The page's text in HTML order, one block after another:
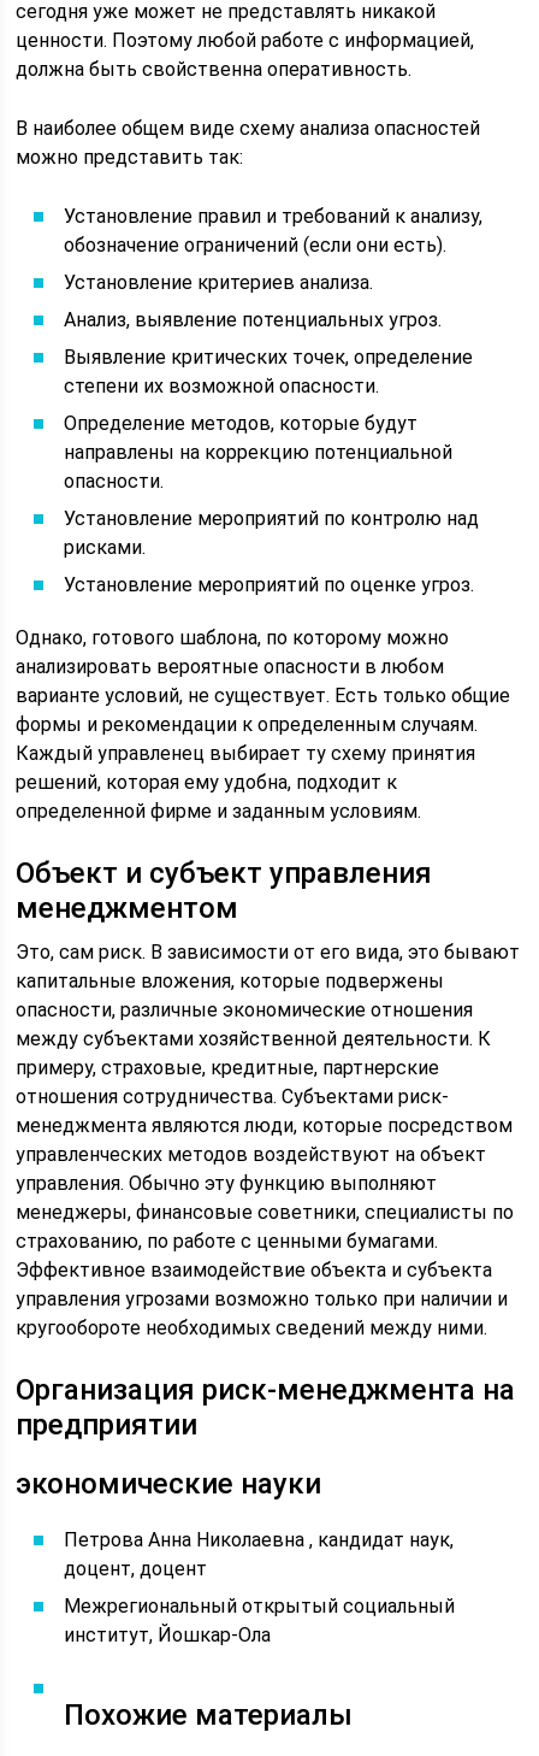
сегодня уже может не представлять никакой
ценности. Поэтому любой работе с информацией,
должна быть свойственна оперативность.
В наиболее общем виде схему анализа опасностей
можно представить так:
Установление правил и требований к анализу,
обозначение ограничений (если они есть).
Установление критериев анализа.
Анализ, выявление потенциальных угроз.
Выявление критических точек, определение
степени их возможной опасности.
Определение методов, которые будут
направлены на коррекцию потенциальной
опасности.
Установление мероприятий по контролю над
рисками.
Установление мероприятий по оценке угроз.
Однако, готового шаблона, по которому можно
анализировать вероятные опасности в любом
варианте условий, не существует. Есть только общие
формы и рекомендации к определенным случаям.
Каждый управленец выбирает ту схему принятия
решений, которая ему удобна, подходит к
определенной фирме и заданным условиям.
Объект и субъект управления
менеджментом
Это, сам риск. В зависимости от его вида, это бывают
капитальные вложения, которые подвержены
опасности, различные экономические отношения
между субъектами хозяйственной деятельности. К
примеру, страховые, кредитные, партнерские
отношения сотрудничества. Субъектами риск-
менеджмента являются люди, которые посредством
управленческих методов воздействуют на объект
управления. Обычно эту функцию выполняют
менеджеры, финансовые советники, специалисты по
страхованию, по работе с ценными бумагами.
Эффективное взаимодействие объекта и субъекта
управления угрозами возможно только при наличии и
кругообороте необходимых сведений между ними.
Организация риск-менеджмента на
предприятии
экономические науки
Петрова Анна Николаевна , кандидат наук,
доцент, доцент
Межрегиональный открытый социальный
институт, Йошкар-Ола
Похожие материалы